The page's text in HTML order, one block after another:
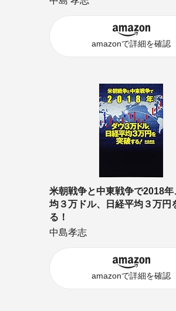
amazonで詳細を確認
米朝戦争と中東戦争で2018年
均３万ドル、日経平均３万円
る！
中島孝志
amazonで詳細を確認